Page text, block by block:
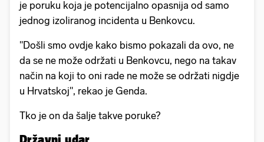
je poruku koja je potencijalno opasnija od samo
jednog izoliranog incidenta u Benkovcu.
"Došli smo ovdje kako bismo pokazali da ovo, ne
da se ne može održati u Benkovcu, nego na takav
način na koji to oni rade ne može se održati nigdje
u Hrvatskoj", rekao je Genda.
Tko je on da šalje takve poruke?